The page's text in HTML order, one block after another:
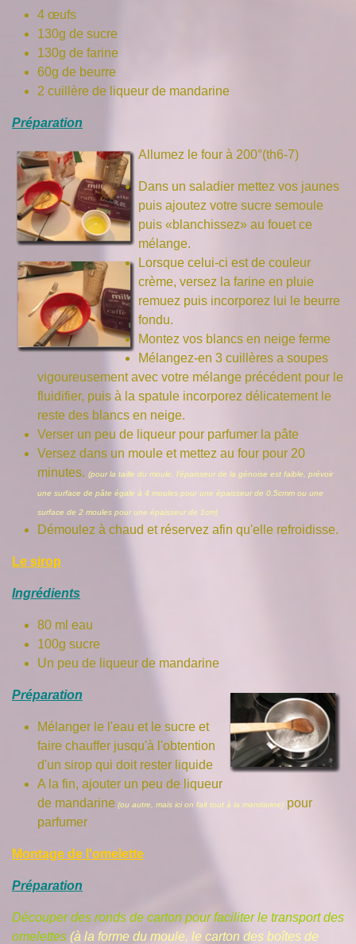
4 œufs
130g de sucre
130g de farine
60g de beurre
2 cuillère de liqueur de mandarine
Préparation
Allumez le four à 200°(th6-7)
Dans un saladier mettez vos jaunes
puis ajoutez votre sucre semoule
puis «blanchissez» au fouet ce
mélange.
Lorsque celui-ci est de couleur
crème, versez la farine en pluie
remuez puis incorporez lui le beurre
fondu.
Montez vos blancs en neige ferme
Mélangez-en 3 cuillères a soupes
vigoureusement avec votre mélange précédent pour le
fluidifier, puis à la spatule incorporez délicatement le
reste des blancs en neige.
Verser un peu de liqueur pour parfumer la pâte
Versez dans un moule et mettez au four pour 20
minutes. (pour la taille du moule, l'épaisseur de la génoise est faible, prévoir
une surface de pâte égale à 4 moules pour une épaisseur de 0,5cmm ou une
surface de 2 moules pour une épaisseur de 1cm)
Démoulez à chaud et réservez afin qu'elle refroidisse.
Le sirop
Ingrédients
80 ml eau
100g sucre
Un peu de liqueur de mandarine
Préparation
Mélanger le l'eau et le sucre et
faire chauffer jusqu'à l'obtention
d'un sirop qui doit rester liquide
A la fin, ajouter un peu de liqueur
de mandarine (ou autre, mais ici on fait tout à la mandarine) pour
parfumer
Montage de l'omelette
Préparation
Découper des ronds de carton pour faciliter le transport des
omelettes (à la forme du moule, le carton des boîtes de